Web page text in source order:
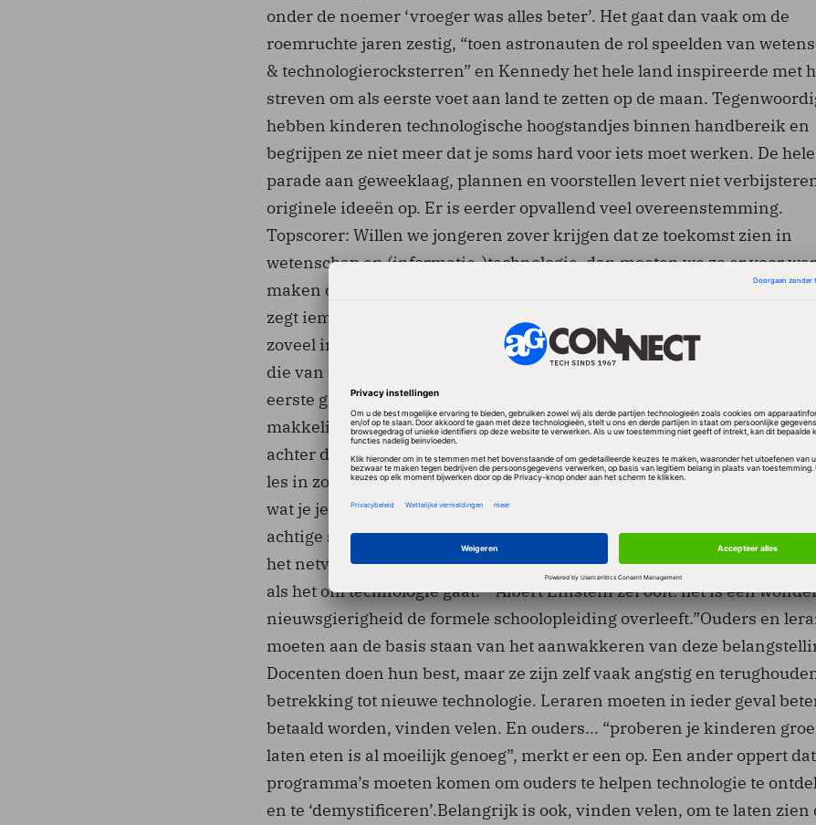
onder de noemer ‘vroeger was alles beter’. Het gaat dan vaak om de
roemruchte jaren zestig, “toen astronauten de rol speelden van
& technologierocksterren” en Kennedy het hele land inspireerde met
streven om als eerste voet aan land te zetten op de maan.
hebben kinderen technologische hoogstandjes binnen handbereik en
begrijpen ze niet meer dat je soms hard voor iets moet werken. De hele
parade aan geweeklaag, plannen en voorstellen levert niet
originele ideeën op. Er is eerder opvallend veel overeenstemming.
Topscorer: Willen we jongeren zover krijgen dat ze toekomst zien in
wetenschap en (informatie-)technologie, dan moeten we ze er voor
maken op de leeftijd dat ze nog van nature nieuwsgierig zijn. “Vang ze
zegt iemand, “zeker in deze tijd van informatie-explosie waarin de
zoveel invloeden wordt blootgesteld. Je hebt twee soorten mensen.
die van uitdagingen houden en mensen die uitdagingen haten. Vertel
eerste groep hoe uitdagend technologie is. Vertel de tweede groep hoe
makkelijk technologie is.” “Laat kinderen zien wat voor technologie er
achter de vele gadgets die ze gebruiken als speelgoed: iPod, Xbox.
les in zoals zo ook les krijgen in geschiedenis en aardrijkskunde.”
wat je je zelf nog herinnert van school: de boeken of de uitstapjes?”
achtige science parks moeten de ‘wow-facor’ van technologie bij de
het netvlies krijgen. “Maak van kinderen ‘creators’ in plaats van
als het om technologie gaat.” “Albert Einstein zei ooit: het is een
nieuwsgierigheid de formele schoolopleiding overleeft.”Ouders en
moeten aan de basis staan van het aanwakkeren van deze
Docenten doen hun best, maar ze zijn zelf vaak angstig en
betrekking tot nieuwe technologie. Leraren moeten in ieder geval
betaald worden, vinden velen. En ouders... “proberen je kinderen
laten eten is al moeilijk genoeg”, merkt er een op. Een ander oppert
programma’s moeten komen om ouders te helpen technologie te
en te ‘demystificeren’.Belangrijk is ook, vinden velen, om te laten zien